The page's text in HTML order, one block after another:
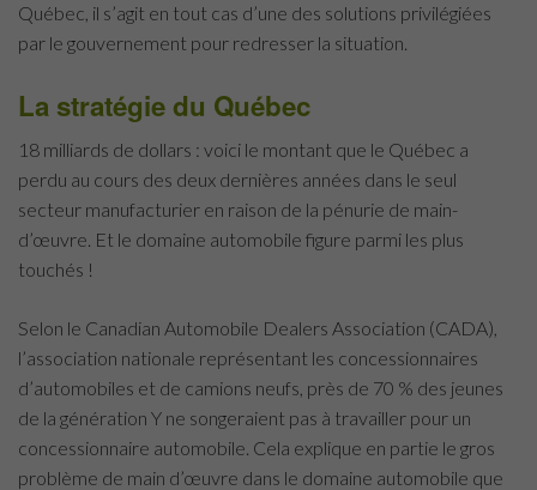
Québec, il s’agit en tout cas d’une des solutions privilégiées
par le gouvernement pour redresser la situation.
La stratégie du Québec
18 milliards de dollars : voici le montant que le Québec a
perdu au cours des deux dernières années dans le seul
secteur manufacturier en raison de la pénurie de main-
d’œuvre. Et le domaine automobile figure parmi les plus
touchés !
Selon le Canadian Automobile Dealers Association (CADA),
l’association nationale représentant les concessionnaires
d’automobiles et de camions neufs, près de 70 % des jeunes
de la génération Y ne songeraient pas à travailler pour un
concessionnaire automobile. Cela explique en partie le gros
problème de main d’œuvre dans le domaine automobile que